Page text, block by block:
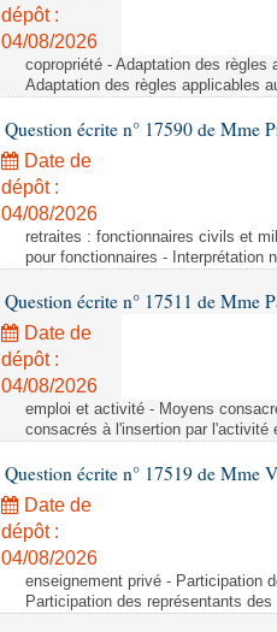
dépôt :
04/08/2026
copropriété - Adaptation des
Adaptation des règles applicables
Question écrite n° 17590 de Mme
Date de
dépôt :
04/08/2026
retraites : fonctionnaires civils et
pour fonctionnaires - Interprétation
Question écrite n° 17511 de Mme
Date de
dépôt :
04/08/2026
emploi et activité - Moyens
consacrés à l'insertion par l'activité
Question écrite n° 17519 de Mme
Date de
dépôt :
04/08/2026
enseignement privé - Participation
Participation des représentants